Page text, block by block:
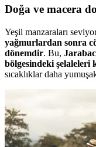
Doğa ve macera
Yeşil manzaraları
yağmurlardan sonra
dönemdir. Bu,
bölgesindeki şelaleleri
sıcaklıklar daha